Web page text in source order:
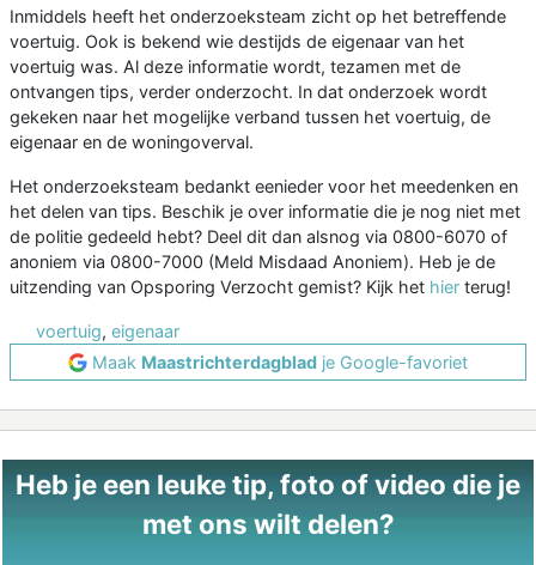
Inmiddels heeft het onderzoeksteam zicht op het betreffende
voertuig. Ook is bekend wie destijds de eigenaar van het
voertuig was. Al deze informatie wordt, tezamen met de
ontvangen tips, verder onderzocht. In dat onderzoek wordt
gekeken naar het mogelijke verband tussen het voertuig, de
eigenaar en de woningoverval.
Het onderzoeksteam bedankt eenieder voor het meedenken en
het delen van tips. Beschik je over informatie die je nog niet met
de politie gedeeld hebt? Deel dit dan alsnog via 0800-6070 of
anoniem via 0800-7000 (Meld Misdaad Anoniem). Heb je de
uitzending van Opsporing Verzocht gemist? Kijk het hier terug!
voertuig, eigenaar
Maak Maastrichterdagblad je Google-favoriet
Heb je een leuke tip, foto of video die je
met ons wilt delen?